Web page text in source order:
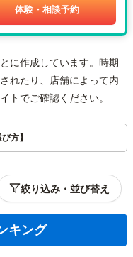
体験・相談予約
に作成しています。時期
れたり、店舗によって内
トでご確認ください。
方】
絞り込み・並び替え
キング